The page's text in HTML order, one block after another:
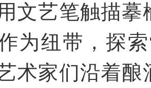
文艺笔触描
为纽带，探
术家们沿着